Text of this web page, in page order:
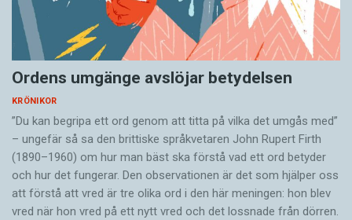
Ordens umgänge avslöjar betydelsen
KRÖNIKOR
”Du kan begripa ett ord genom att titta på vilka det umgås med”
– ungefär så sa den brittiske språkvetaren John Rupert Firth
(1890–1960) om hur man bäst ska förstå vad ett ord betyder
och hur det fungerar. Den ­observationen är det som hjälper oss
att förstå att vred är tre olika ord i den här meningen: hon blev
vred när hon vred på ett nytt vred och det lossnade från dörren.